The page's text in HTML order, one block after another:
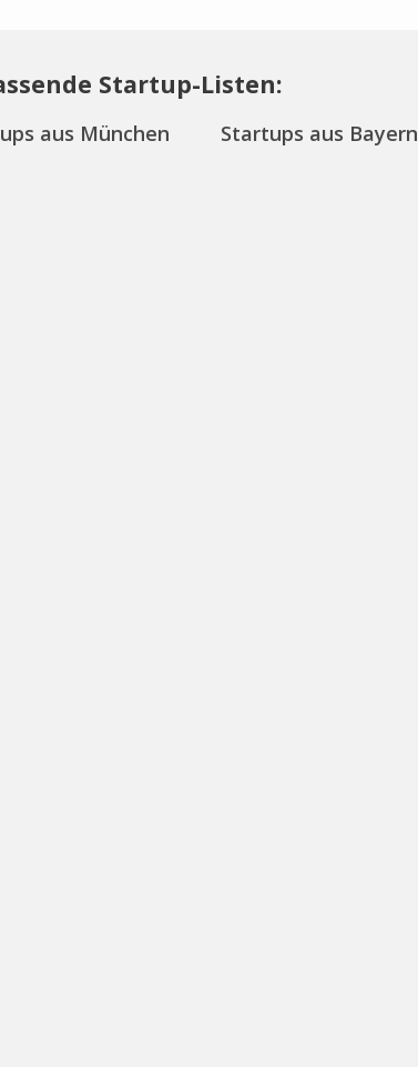
Startup-Listen:
aus München Startups aus Bayern